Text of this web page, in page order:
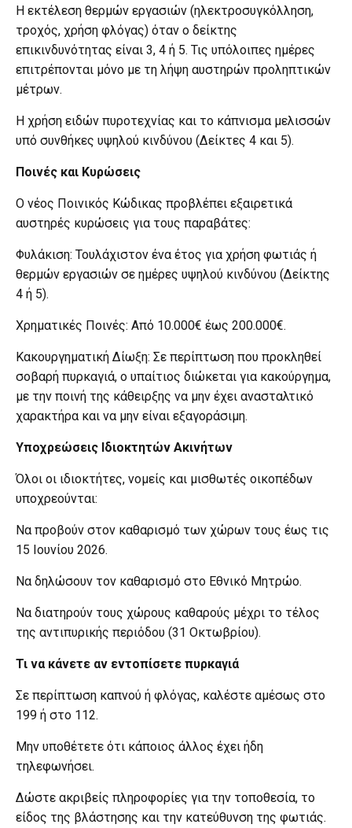
Η εκτέλεση θερμών εργασιών (ηλεκτροσυγκόλληση,
τροχός, χρήση φλόγας) όταν ο δείκτης
επικινδυνότητας είναι 3, 4 ή 5. Τις υπόλοιπες ημέρες
επιτρέπονται μόνο με τη λήψη αυστηρών προληπτικών
μέτρων.
Η χρήση ειδών πυροτεχνίας και το κάπνισμα μελισσών
υπό συνθήκες υψηλού κινδύνου (Δείκτες 4 και 5).
Ποινές και Κυρώσεις
Ο νέος Ποινικός Κώδικας προβλέπει εξαιρετικά
αυστηρές κυρώσεις για τους παραβάτες:
Φυλάκιση: Τουλάχιστον ένα έτος για χρήση φωτιάς ή
θερμών εργασιών σε ημέρες υψηλού κινδύνου (Δείκτης
4 ή 5).
Χρηματικές Ποινές: Από 10.000€ έως 200.000€.
Κακουργηματική Δίωξη: Σε περίπτωση που προκληθεί
σοβαρή πυρκαγιά, ο υπαίτιος διώκεται για κακούργημα,
με την ποινή της κάθειρξης να μην έχει ανασταλτικό
χαρακτήρα και να μην είναι εξαγοράσιμη.
Υποχρεώσεις Ιδιοκτητών Ακινήτων
Όλοι οι ιδιοκτήτες, νομείς και μισθωτές οικοπέδων
υποχρεούνται:
Να προβούν στον καθαρισμό των χώρων τους έως τις
15 Ιουνίου 2026.
Να δηλώσουν τον καθαρισμό στο Εθνικό Μητρώο.
Να διατηρούν τους χώρους καθαρούς μέχρι το τέλος
της αντιπυρικής περιόδου (31 Οκτωβρίου).
Τι να κάνετε αν εντοπίσετε πυρκαγιά
Σε περίπτωση καπνού ή φλόγας, καλέστε αμέσως στο
199 ή στο 112.
Μην υποθέτετε ότι κάποιος άλλος έχει ήδη
τηλεφωνήσει.
Δώστε ακριβείς πληροφορίες για την τοποθεσία, το
είδος της βλάστησης και την κατεύθυνση της φωτιάς.